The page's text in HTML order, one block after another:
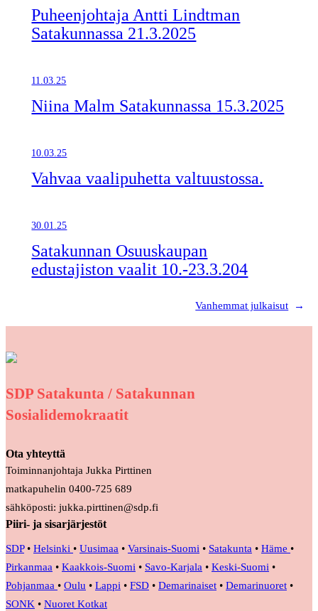
Puheenjohtaja Antti Lindtman
Satakunnassa 21.3.2025
11.03.25
Niina Malm Satakunnassa 15.3.2025
10.03.25
Vahvaa vaalipuhetta valtuustossa.
30.01.25
Satakunnan Osuuskaupan
edustajiston vaalit 10.-23.3.204
Vanhemmat julkaisut →
SDP Satakunta / Satakunnan
Sosialidemokraatit
Ota yhteyttä
Toiminnanjohtaja Jukka Pirttinen
matkapuhelin 0400-725 689
sähköposti: jukka.pirttinen@sdp.fi
Piiri- ja sisarjärjestöt
SDP• Helsinki • Uusimaa • Varsinais-Suomi • Satakunta • Häme •
Pirkanmaa • Kaakkois-Suomi • Savo-Karjala • Keski-Suomi •
Pohjanmaa • Oulu • Lappi • FSD • Demarinaiset • Demarinuoret •
SONK • Nuoret Kotkat